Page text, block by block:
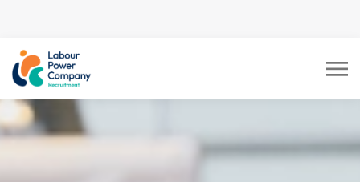
tiktok-developers-site-
verification=LY0DYTZWcaZFcbB5z5CmFJBdmZXOxOdD